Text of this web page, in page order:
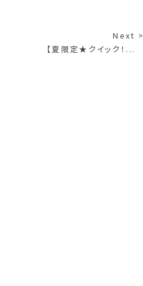
Next >
【夏限定★クイック！...